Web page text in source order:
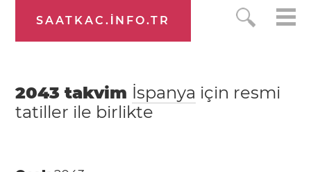
SAATKAC.INFO.TR
2043 takvim İspanya için resmi
tatiller ile birlikte